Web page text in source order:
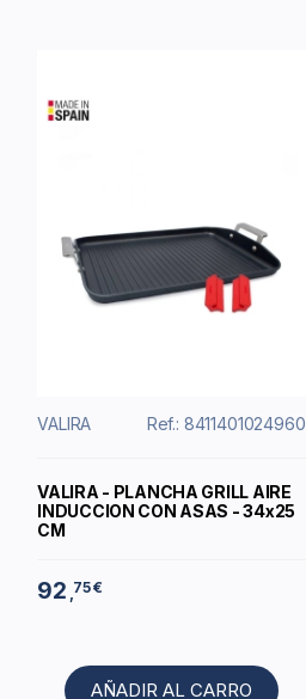
VALIRA Ref.: 8411401024960
VALIRA - PLANCHA GRILL AIRE
INDUCCION CON ASAS - 34x25
CM
92 75 €
AÑADIR AL CARRO